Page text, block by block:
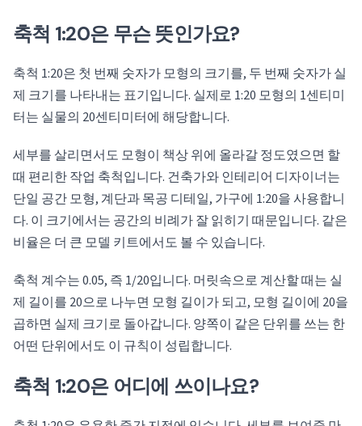
축척 1:20은 무슨 뜻인가요?
축척 1:20은 첫 번째 숫자가 모형의 크기를, 두 번째 숫자가 실
제 크기를 나타내는 표기입니다. 실제로 1:20 모형의 1센티미
터는 실물의 20센티미터에 해당합니다.
세부를 살리면서도 모형이 책상 위에 올라갈 정도였으면 할
때 편리한 작업 축척입니다. 건축가와 인테리어 디자이너는
단일 공간 모형, 계단과 목공 디테일, 가구에 1:20을 사용합니
다. 이 크기에서는 공간의 비례가 잘 읽히기 때문입니다. 같은
비율은 더 큰 모델 키트에서도 볼 수 있습니다.
축척 계수는 0.05, 즉 1/20입니다. 머릿속으로 계산할 때는 실
제 길이를 20으로 나누면 모형 길이가 되고, 모형 길이에 20을
곱하면 실제 크기로 돌아갑니다. 양쪽이 같은 단위를 쓰는 한
어떤 단위에서도 이 규칙이 성립합니다.
축척 1:20은 어디에 쓰이나요?